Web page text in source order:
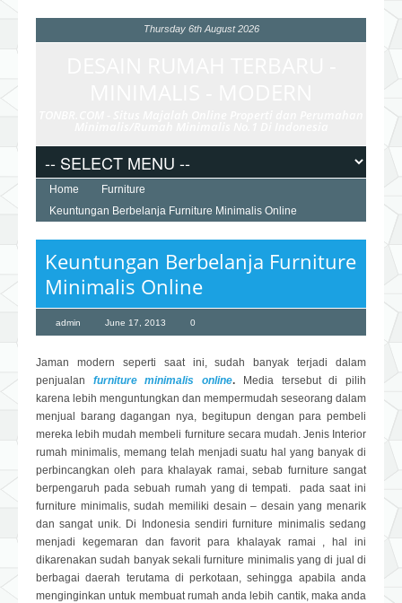
Thursday 6th August 2026
Home
Furniture
Keuntungan Berbelanja Furniture Minimalis Online
Keuntungan Berbelanja Furniture
Minimalis Online
admin June 17, 2013 0
Jaman modern seperti saat ini, sudah banyak terjadi dalam
penjualan furniture minimalis online.
Media tersebut di pilih
karena lebih menguntungkan dan mempermudah seseorang dalam
menjual barang dagangan nya, begitupun dengan para pembeli
mereka lebih mudah membeli furniture secara mudah. Jenis Interior
rumah minimalis, memang telah menjadi suatu hal yang banyak di
perbincangkan oleh para khalayak ramai, sebab furniture sangat
berpengaruh pada sebuah rumah yang di tempati. pada saat ini
furniture minimalis, sudah memiliki desain – desain yang menarik
dan sangat unik. Di Indonesia sendiri furniture minimalis sedang
menjadi kegemaran dan favorit para khalayak ramai , hal ini
dikarenakan sudah banyak sekali furniture minimalis yang di jual di
berbagai daerah terutama di perkotaan, sehingga apabila anda
menginginkan untuk membuat rumah anda lebih cantik, maka anda